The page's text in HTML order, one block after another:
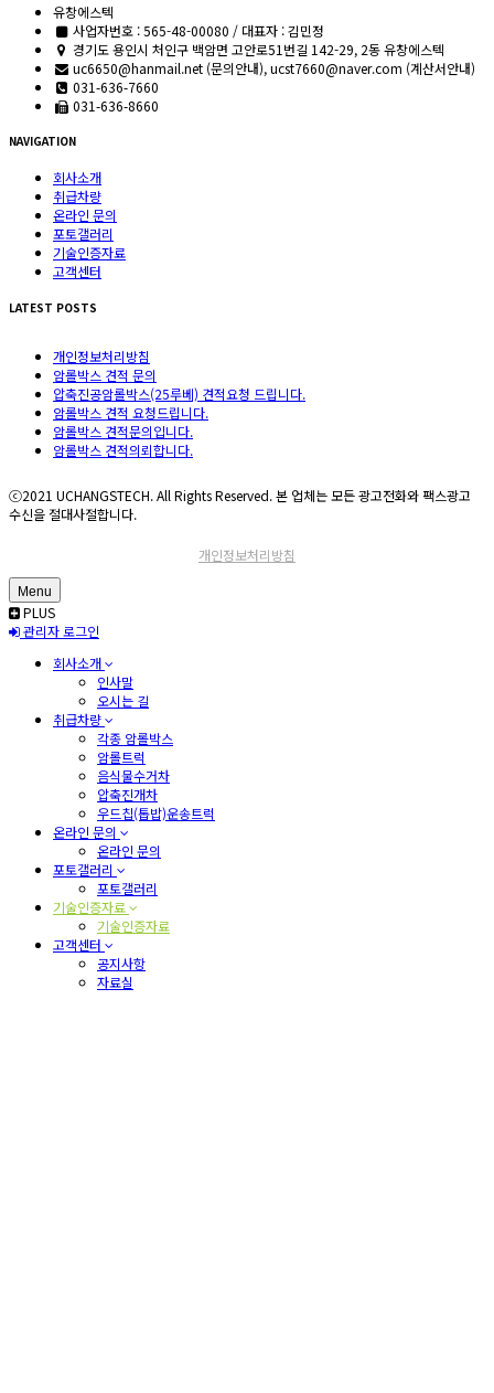
유창에스텍
사업자번호 : 565-48-00080 / 대표자 : 김민정
경기도 용인시 처인구 백암면 고안로51번길 142-29, 2동 유창에스텍
uc6650@hanmail.net (문의안내), ucst7660@naver.com (계산서안내)
031-636-7660
031-636-8660
NAVIGATION
회사소개
취급차량
온라인 문의
포토갤러리
기술인증자료
고객센터
LATEST POSTS
개인정보처리방침
암롤박스 견적 문의
압축진공암롤박스(25루베) 견적요청 드립니다.
암롤박스 견적 요청드립니다.
암롤박스 견적문의입니다.
암롤박스 견적의뢰합니다.
ⓒ2021 UCHANGSTECH. All Rights Reserved. 본 업체는 모든 광고전화와 팩스광고
수신을 절대사절합니다.
개인정보처리방침
Menu
PLUS
관리자 로그인
회사소개
인사말
오시는 길
취급차량
각종 암롤박스
암롤트럭
음식물수거차
압축진개차
우드칩(톱밥)운송트럭
온라인 문의
온라인 문의
포토갤러리
포토갤러리
기술인증자료
기술인증자료
고객센터
공지사항
자료실